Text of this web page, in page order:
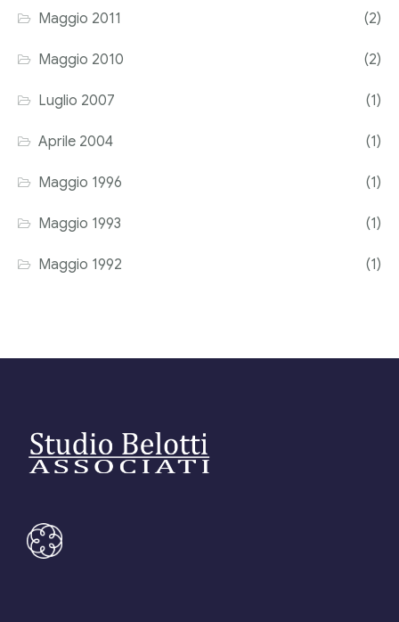
Maggio 2011 (2)
Maggio 2010 (2)
Luglio 2007 (1)
Aprile 2004 (1)
Maggio 1996 (1)
Maggio 1993 (1)
Maggio 1992 (1)